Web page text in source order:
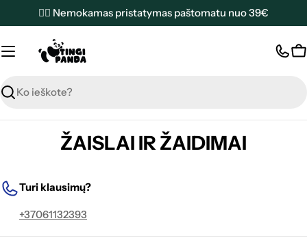
prie
✌🏼 Nemokamas pristatymas paštomatu nuo 39€
Paieška
ŽAISLAI IR ŽAIDIMAI
Turi klausimų?
+37061132393